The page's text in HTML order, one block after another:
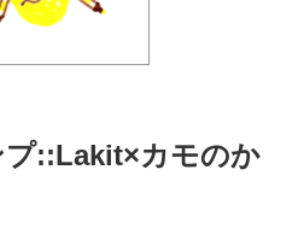
プ::Lakit×カモのか